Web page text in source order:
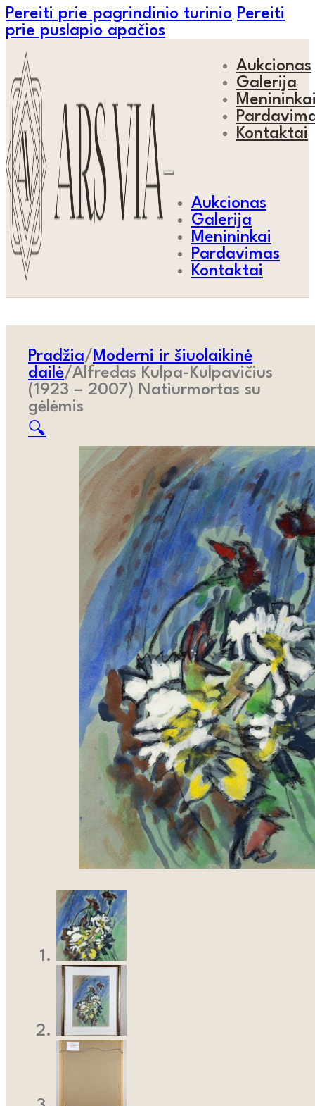
Pereiti prie pagrindinio turinio Pereiti
prie puslapio apačios
Aukcionas
Galerija
Kontaktai
Aukcionas
Galerija
Menininkai
Pardavimas
Kontaktai
Pradžia/ Moderni ir šiuolaikinė
dailė/Alfredas Kulpa-Kulpavičius
(1923 – 2007) Natiurmortas su
gėlėmis
🔍